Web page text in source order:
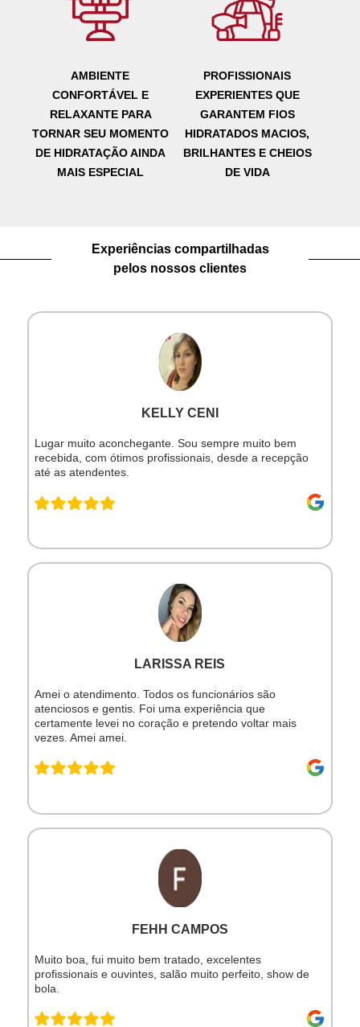
AMBIENTE
CONFORTÁVEL E
RELAXANTE PARA
TORNAR SEU MOMENTO
DE HIDRATAÇÃO AINDA
MAIS ESPECIAL
PROFISSIONAIS
EXPERIENTES QUE
GARANTEM FIOS
HIDRATADOS MACIOS,
BRILHANTES E CHEIOS
DE VIDA
Experiências compartilhadas
pelos nossos clientes
KELLY CENI
Lugar muito aconchegante. Sou sempre muito bem
recebida, com ótimos profissionais, desde a recepção
até as atendentes.
LARISSA REIS
Amei o atendimento. Todos os funcionários são
atenciosos e gentis. Foi uma experiência que
certamente levei no coração e pretendo voltar mais
vezes. Amei amei.
FEHH CAMPOS
Muito boa, fui muito bem tratado, excelentes
profissionais e ouvintes, salão muito perfeito, show de
bola.